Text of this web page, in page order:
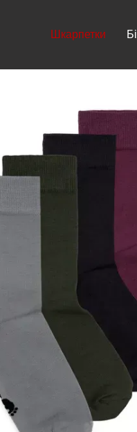
Шкарпетки